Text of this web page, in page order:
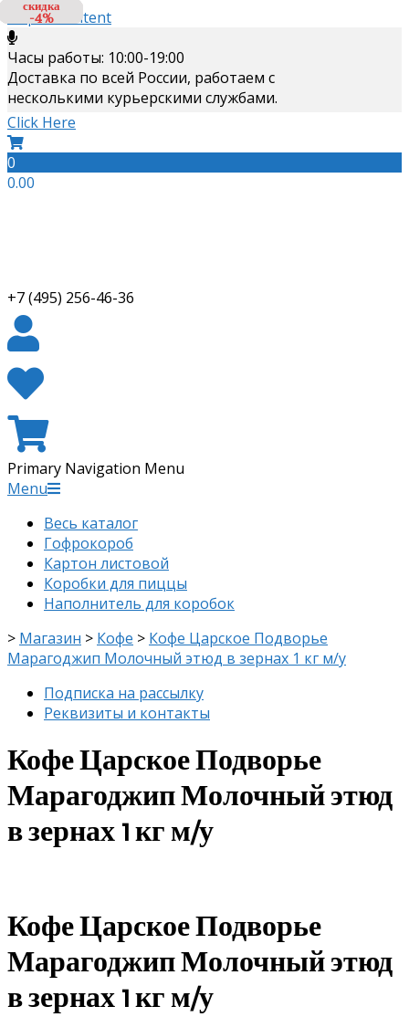
Skip to content
Часы работы: 10:00-19:00
Доставка по всей России, работаем с
несколькими курьерскими службами.
Click Here
0
0.00
+7 (495) 256-46-36
Primary Navigation Menu
Menu
Весь каталог
Гофрокороб
Картон листовой
Коробки для пиццы
Наполнитель для коробок
> Магазин > Кофе > Кофе Царское Подворье
Марагоджип Молочный этюд в зернах 1 кг м/у
Подписка на рассылку
Реквизиты и контакты
Кофе Царское Подворье
Марагоджип Молочный этюд
в зернах 1 кг м/у
Кофе Царское Подворье
Марагоджип Молочный этюд
в зернах 1 кг м/у
скидка
-17%
скидка
-10%
скидка
-4%